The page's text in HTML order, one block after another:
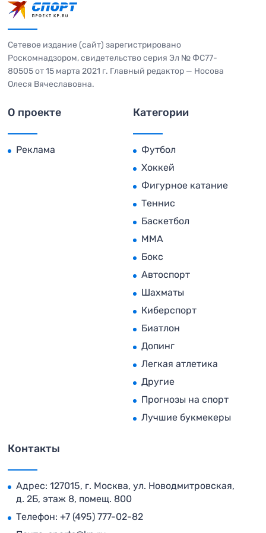
Сетевое издание (сайт) зарегистрировано
Роскомнадзором, свидетельство серия Эл № ФС77-
80505 от 15 марта 2021 г. Главный редактор — Носова
Олеся Вячеславовна.
О проекте
Реклама
Категории
Футбол
Хоккей
Фигурное катание
Теннис
Баскетбол
MMA
Бокс
Автоспорт
Шахматы
Киберспорт
Биатлон
Допинг
Легкая атлетика
Другие
Прогнозы на спорт
Лучшие букмекеры
Контакты
Адрес: 127015, г. Москва, ул. Новодмитровская,
д. 2Б, этаж 8, помещ. 800
Телефон: +7 (495) 777-02-82